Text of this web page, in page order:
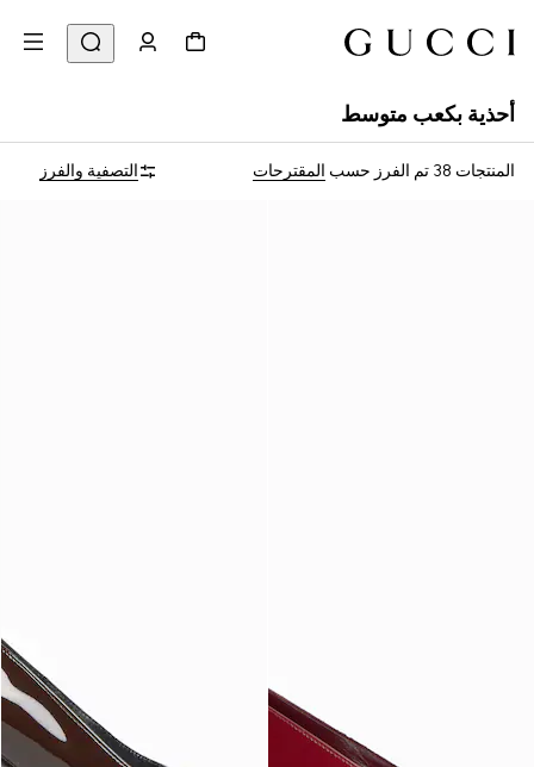
أحذية بكعب متوسط
المنتجات 38 تم الفرز حسب المقترحات التصفية والفرز